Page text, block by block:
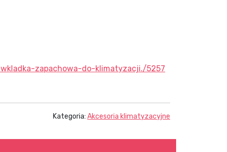
wkladka-zapachowa-do-klimatyzacji./5257
Kategoria: Akcesoria klimatyzacyjne